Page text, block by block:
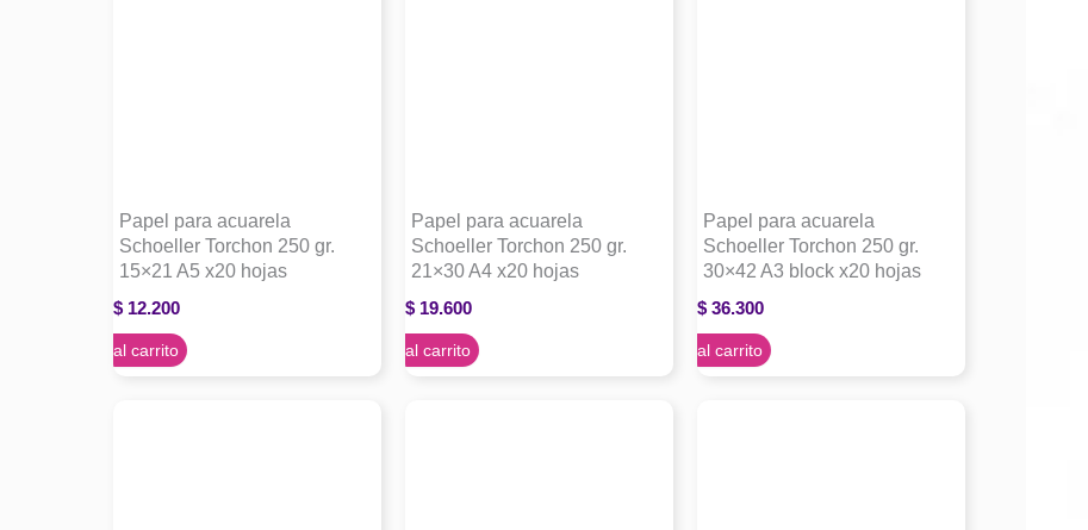
Papel para acuarela
Schoeller Torchon 250 gr.
15×21 A5 x20 hojas
$ 12.200
Agregar al carrito
Papel para acuarela
Schoeller Torchon 250 gr.
21×30 A4 x20 hojas
$ 19.600
Agregar al carrito
Papel para acuarela
Schoeller Torchon 250 gr.
30×42 A3 block x20 hojas
$ 36.300
Agregar al carrito